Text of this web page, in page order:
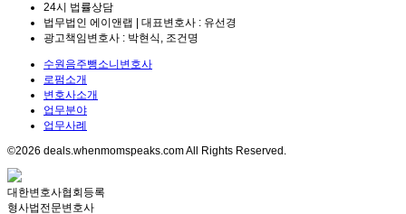
24시 법률상담
법무법인 에이앤랩 | 대표변호사 : 유선경
광고책임변호사 : 박현식, 조건명
수원음주뺑소니변호사
로펌소개
변호사소개
업무분야
업무사례
©2026 deals.whenmomspeaks.com All Rights Reserved.
대한변호사협회등록
형사법전문변호사